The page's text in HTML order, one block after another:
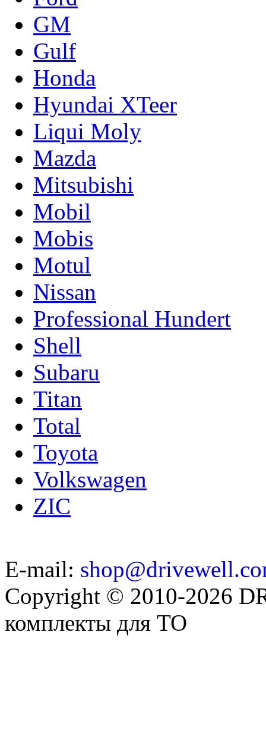
GM
Gulf
Honda
Hyundai XTeer
Liqui Moly
Mazda
Mitsubishi
Mobil
Mobis
Motul
Nissan
Professional Hundert
Shell
Subaru
Titan
Total
Toyota
Volkswagen
ZIC
E-mail:
Copyright © 2010-2026
комплекты для ТО